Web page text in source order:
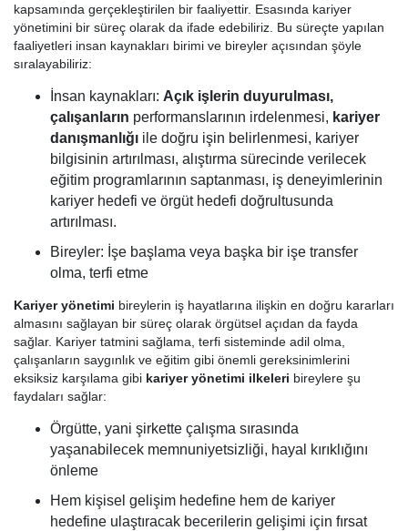
kapsamında gerçekleştirilen bir faaliyettir. Esasında kariyer
yönetimini bir süreç olarak da ifade edebiliriz. Bu süreçte yapılan
faaliyetleri insan kaynakları birimi ve bireyler açısından şöyle
sıralayabiliriz:
İnsan kaynakları: Açık işlerin duyurulması,
çalışanların performanslarının irdelenmesi, kariyer
danışmanlığı ile doğru işin belirlenmesi, kariyer
bilgisinin artırılması, alıştırma sürecinde verilecek
eğitim programlarının saptanması, iş deneyimlerinin
kariyer hedefi ve örgüt hedefi doğrultusunda
artırılması.
Bireyler: İşe başlama veya başka bir işe transfer
olma, terfi etme
Kariyer yönetimi bireylerin iş hayatlarına ilişkin en doğru kararları
almasını sağlayan bir süreç olarak örgütsel açıdan da fayda
sağlar. Kariyer tatmini sağlama, terfi sisteminde adil olma,
çalışanların saygınlık ve eğitim gibi önemli gereksinimlerini
eksiksiz karşılama gibi kariyer yönetimi ilkeleri bireylere şu
faydaları sağlar:
Örgütte, yani şirkette çalışma sırasında
yaşanabilecek memnuniyetsizliği, hayal kırıklığını
önleme
Hem kişisel gelişim hedefine hem de kariyer
hedefine ulaştıracak becerilerin gelişimi için fırsat